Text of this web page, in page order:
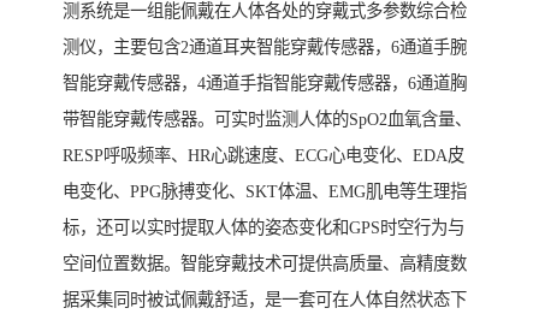
测系统是一组能佩戴在人体各处的穿戴式多参数综合检
测仪，主要包含2通道耳夹智能穿戴传感器，6通道手腕
智能穿戴传感器，4通道手指智能穿戴传感器，6通道胸
带智能穿戴传感器。可实时监测人体的SpO2血氧含量、
RESP呼吸频率、HR心跳速度、ECG心电变化、EDA皮
电变化、PPG脉搏变化、SKT体温、EMG肌电等生理指
标，还可以实时提取人体的姿态变化和GPS时空行为与
空间位置数据。智能穿戴技术可提供高质量、高精度数
据采集同时被试佩戴舒适，是一套可在人体自然状态下